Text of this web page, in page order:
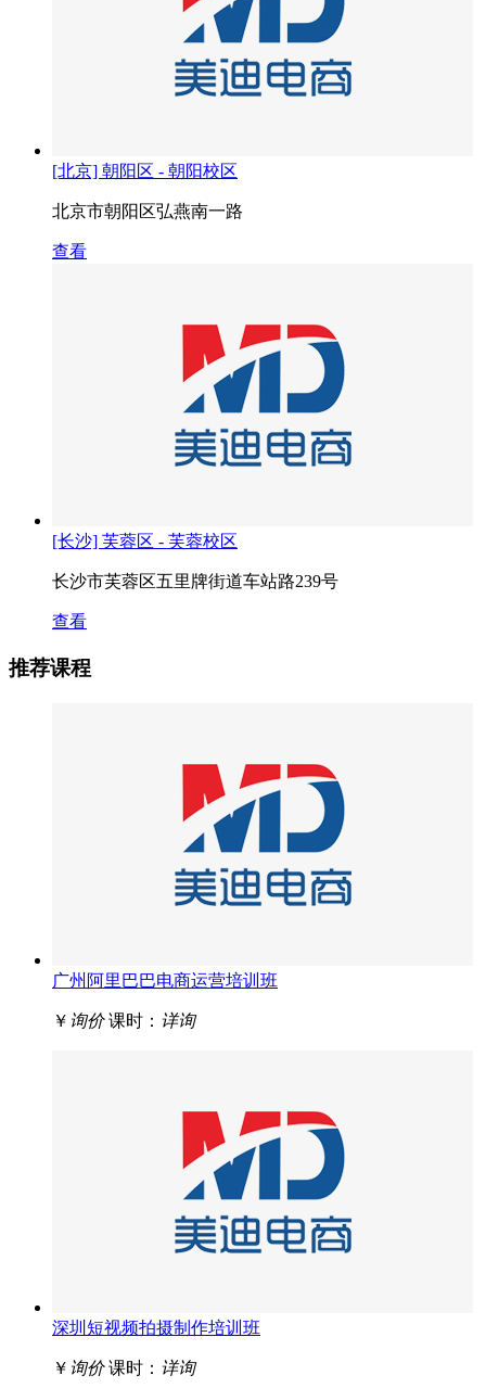
[北京] 朝阳区 - 朝阳校区
北京市朝阳区弘燕南一路
查看
[长沙] 芙蓉区 - 芙蓉校区
长沙市芙蓉区五里牌街道车站路239号
查看
推荐课程
广州阿里巴巴电商运营培训班
￥ 询价 课时： 详询
深圳短视频拍摄制作培训班
￥ 询价 课时： 详询